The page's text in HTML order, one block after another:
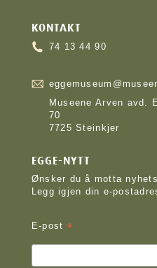
KONTAKT
74 13 44 90
Museene Arven avd.
70
7725 Steinkjer
EGGE-NYTT
Ønsker du å motta
Legg igjen din e-
E-post *